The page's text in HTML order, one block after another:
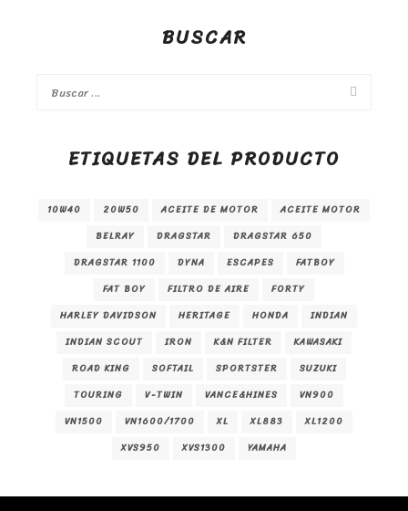
BUSCAR
ETIQUETAS DEL PRODUCTO
10W40 20W50 ACEITE DE MOTOR
ACEITE MOTOR
BELRAY
DRAGSTAR
DRAGSTAR 650
DRAGSTAR 1100
DYNA ESCAPES
FATBOY
FAT BOY
FILTRO DE AIRE
FORTY
HARLEY DAVIDSON
HERITAGE HONDA
INDIAN
INDIAN SCOUT
IRON K&N FILTER
KAWASAKI
ROAD KING
SOFTAIL SPORTSTER
SUZUKI
TOURING
V-TWIN VANCE&HINES
VN900
VN1500
VN1600/1700 XL XL883
XL1200
XVS950
XVS1300 YAMAHA